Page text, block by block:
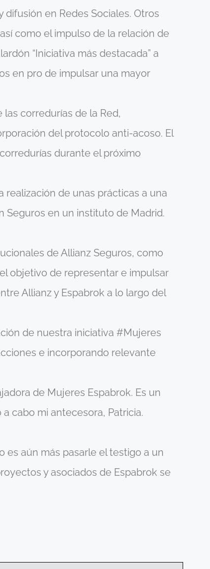
en Redes Sociales. Otros
como el impulso de la relación de
“Iniciativa más destacada” a
en pro de impulsar una mayor
corredurías de la Red,
del protocolo anti-acoso. El
durante el próximo
realización de unas prácticas a una
Seguros en un instituto de Madrid.
de Allianz Seguros, como
objetivo de representar e impulsar
Allianz y Espabrok a lo largo del
de nuestra iniciativa #Mujeres
e incorporando relevante
de Mujeres Espabrok. Es un
cabo mi antecesora, Patricia.
es aún más pasarle el testigo a un
y asociados de Espabrok se